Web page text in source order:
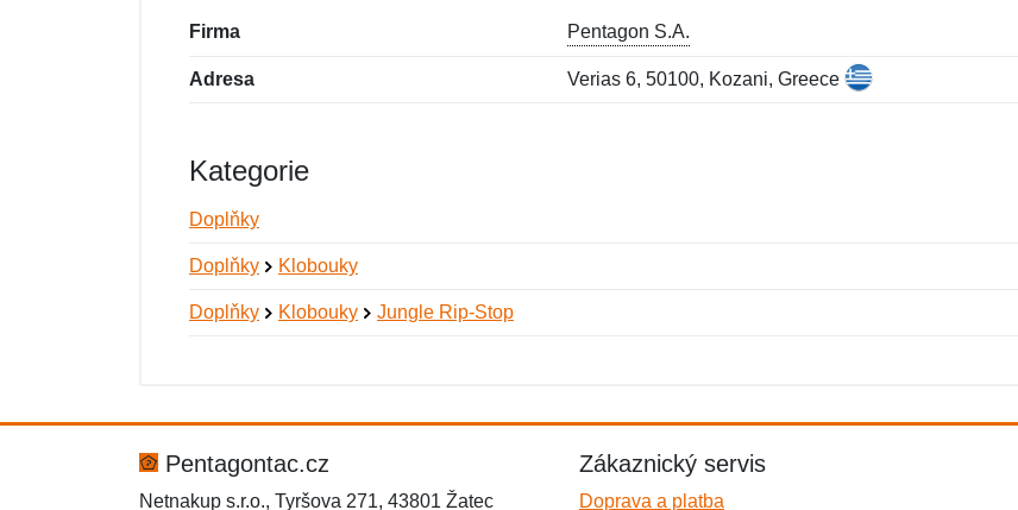
Firma Pentagon S.A.
Adresa Verias 6, 50100, Kozani, Greece
Kategorie
Doplňky
Doplňky Klobouky
Doplňky Klobouky Jungle Rip-Stop
Pentagontac.cz
Netnakup s.r.o., Tyršova 271, 43801 Žatec
Zákaznický servis
Doprava a platba